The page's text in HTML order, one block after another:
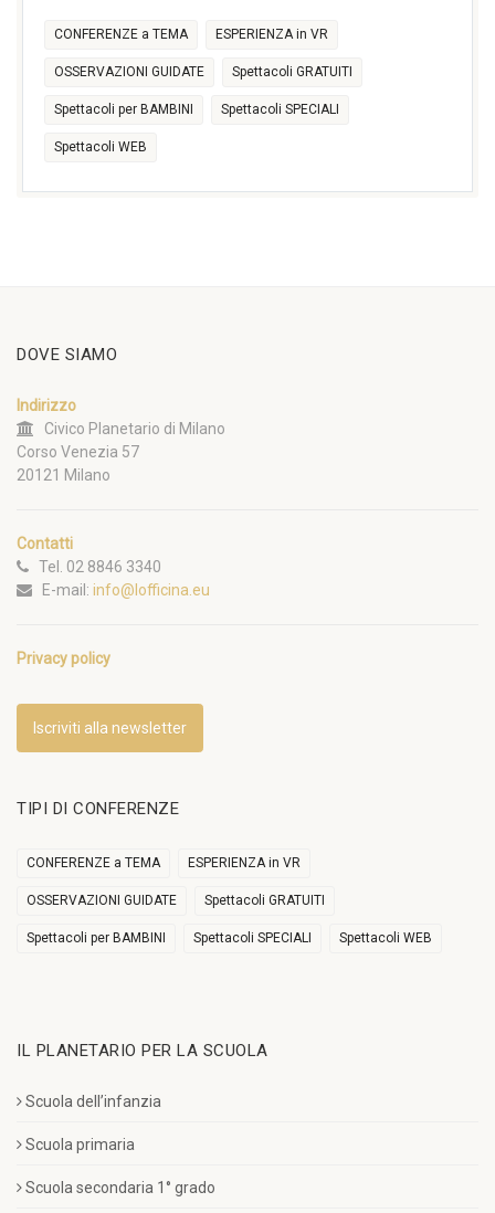
CONFERENZE a TEMA ESPERIENZA in VR
OSSERVAZIONI GUIDATE Spettacoli GRATUITI
Spettacoli per BAMBINI Spettacoli SPECIALI
Spettacoli WEB
DOVE SIAMO
Indirizzo
Civico Planetario di Milano
Corso Venezia 57
20121 Milano
Contatti
Tel. 02 8846 3340
E-mail: info@lofficina.eu
Privacy policy
Iscriviti alla newsletter
TIPI DI CONFERENZE
CONFERENZE a TEMA ESPERIENZA in VR
OSSERVAZIONI GUIDATE Spettacoli GRATUITI
Spettacoli per BAMBINI Spettacoli SPECIALI Spettacoli WEB
IL PLANETARIO PER LA SCUOLA
Scuola dell’infanzia
Scuola primaria
Scuola secondaria 1° grado